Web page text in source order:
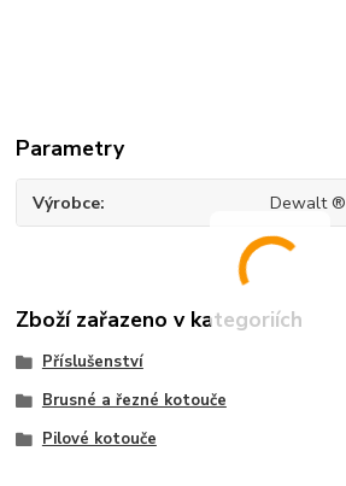
Parametry
Výrobce Dewalt ®
Zboží zařazeno v kategoriích
Příslušenství
Brusné a řezné kotouče
Pilové kotouče